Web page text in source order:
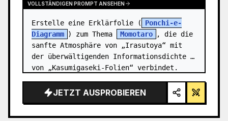
VOLLSTÄNDIGEN PROMPT ANSEHEN
Erstelle eine Erklärfolie (
Ponchi-e-
Diagramm ) zum Thema Momotaro
, die die
sanfte Atmosphäre von „Irasutoya“ mit
der überwältigenden Informationsdichte
von „Kasumigaseki-Folien“ verbindet.
JETZT AUSPROBIEREN